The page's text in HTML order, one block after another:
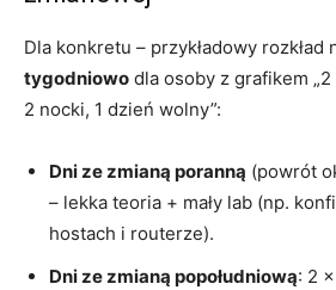
Dla konkretu – przykładowy rozkład
tygodniowo dla osoby z grafikem
2 nocki, 1 dzień wolny”:
Dni ze zmianą poranną (powrót
– lekka teoria + mały lab (np.
hostach i routerze).
Dni ze zmianą popołudniową: 2